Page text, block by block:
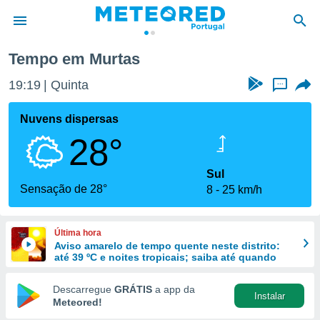
da
foi
fornecidas
a este
das
e
forma
digital
Tempo em Murtas
19:19 Quinta ...
Nuvens dispersas
28°
Sensação de 28°
Sul
8
25 km/h
Última hora
Aviso amarelo de tempo quente neste distrito:
até 39 ºC e noites tropicais; saiba até quando
Descarregue GRÁTIS a app da
Meteored!
Instalar